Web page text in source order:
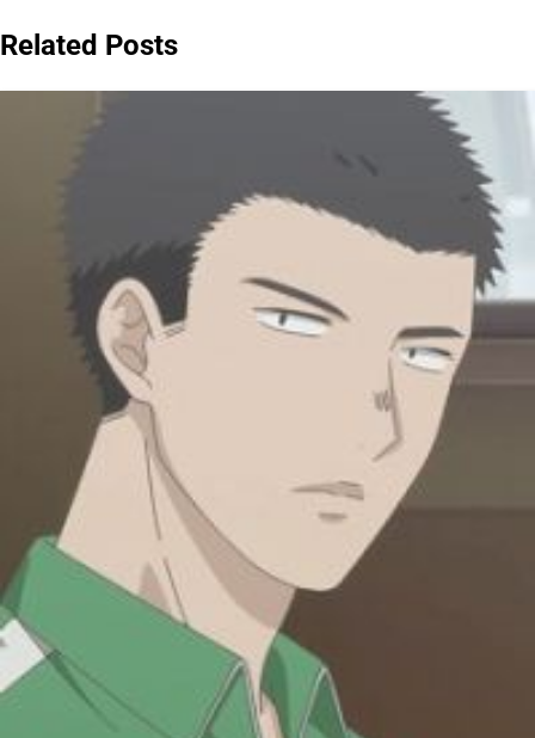
Related Posts